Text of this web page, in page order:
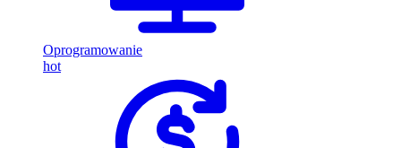
Oprogramowanie
hot